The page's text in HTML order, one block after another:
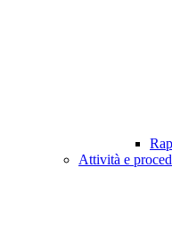
Attività e